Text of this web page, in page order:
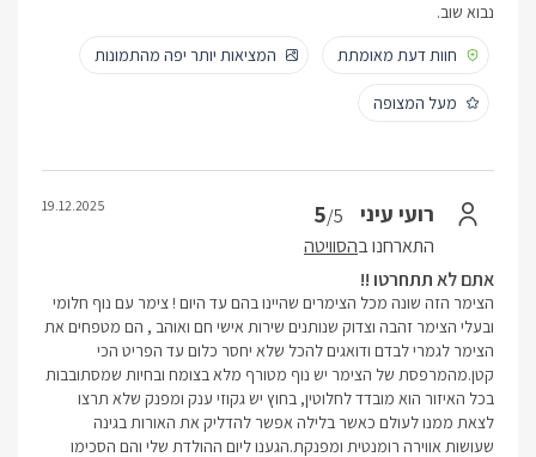
נבוא שוב.
חוות דעת מאומתת
המציאות יותר יפה מהתמונות
מעל המצופה
רועי עיני 5/5
התארחנו בהסוויטה
19.12.2025
אתם לא תתחרטו !!
הצימר הזה שונה מכל הצימרים שהיינו בהם עד היום ! צימר עם נוף חלומי
ובעלי הצימר זהבה וצדוק שנותנים שירות אישי חם ואוהב , הם מטפחים את
הצימר לגמרי לבדם ודואגים להכל שלא יחסר כלום עד הפריט הכי
קטן.מהמרפסת של הצימר יש נוף מטורף מלא בצומח ובחיות שמסתובבות
בכל האיזור הוא מובדד לחלוטין, בחוץ יש גקוזי ענק ומפנק שלא תרצו
לצאת ממנו לעולם כאשר בלילה אפשר להדליק את האורות בגינה
שעושות אווירה רומנטית ומפנקת.הגענו ליום ההולדת שלי והם הסכימו